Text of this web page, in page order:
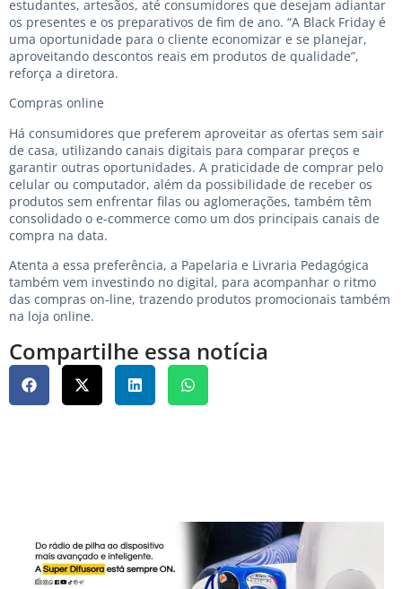
estudantes, artesãos, até consumidores que desejam adiantar
os presentes e os preparativos de fim de ano. “A Black Friday é
uma oportunidade para o cliente economizar e se planejar,
aproveitando descontos reais em produtos de qualidade”,
reforça a diretora.
Compras online
Há consumidores que preferem aproveitar as ofertas sem sair
de casa, utilizando canais digitais para comparar preços e
garantir outras oportunidades. A praticidade de comprar pelo
celular ou computador, além da possibilidade de receber os
produtos sem enfrentar filas ou aglomerações, também têm
consolidado o e-commerce como um dos principais canais de
compra na data.
Atenta a essa preferência, a Papelaria e Livraria Pedagógica
também vem investindo no digital, para acompanhar o ritmo
das compras on-line, trazendo produtos promocionais também
na loja online.
Compartilhe essa notícia